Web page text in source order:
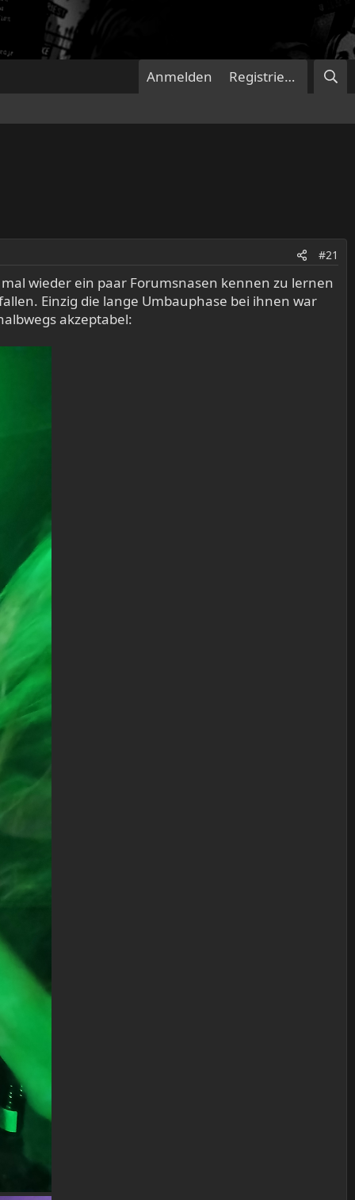
Anmelden Registrieren
#21
wieder ein paar Forumsnasen kennen zu lernen
Einzig die lange Umbauphase bei ihnen war
akzeptabel: